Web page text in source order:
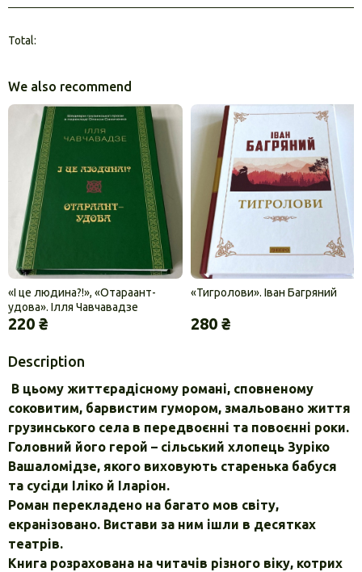
Total:
We also recommend
«І це людина?!», «Отараант-
удова». Ілля Чавчавадзе
220 ₴
«Тигролови». Іван Багряний
280 ₴
Description
В цьому життєрадісному романі, сповненому
соковитим, барвистим гумором, змальовано життя
грузинського села в передвоєнні та повоєнні роки.
Головний його герой – сільський хлопець Зуріко
Вашаломідзе, якого виховують старенька бабуся
та сусіди Іліко й Іларіон.
Роман перекладено на багато мов світу,
екранізовано. Вистави за ним ішли в десятках
театрів.
Книга розрахована на читачів різного віку, котрих